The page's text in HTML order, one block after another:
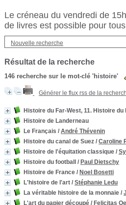
Le créneau du vendredi de
de livres est possible pour
Nouvelle recherche
Résultat de la recherche
146 recherche sur le mot-clé 'histoire'
Générer le flux rss de la
Histoire du Far-West, 11. Histoire du
Histoire de Landerneau
Le Français / André Thévenin
Histoire du canal de Suez / Caroline
Histoire de l'équitation classique /
Histoire du football
/ Paul Dietschy
Histoire de France / Noel Bosetti
L'histoire de l'art / Stéphanie Ledu
La véritable histoire de la monnaie /
L'art du papier découpé / Felicitas